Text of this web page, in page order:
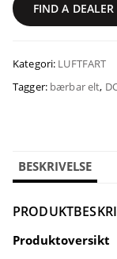
FIND A DEALER
Kategori: LUFTFART
Tagger: bærbar elt,
BESKRIVELSE
Produktoversikt